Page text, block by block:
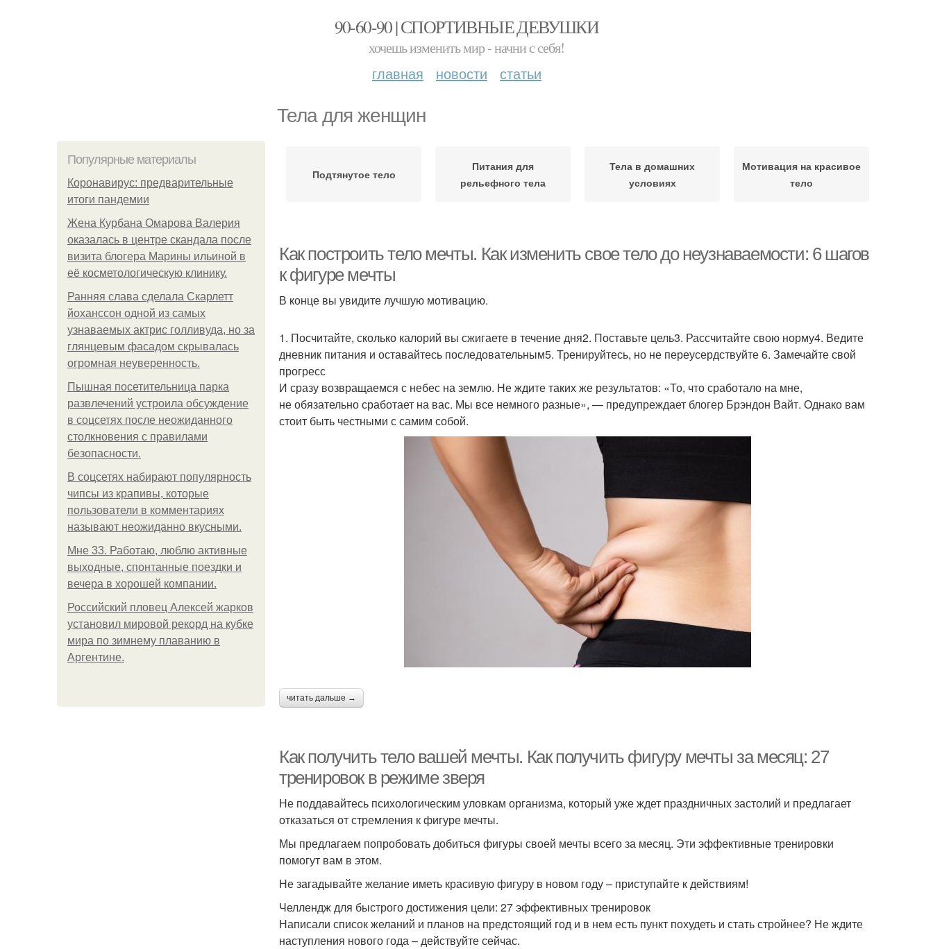
90-60-90 | СПОРТИВНЫЕ ДЕВУШКИ
хочешь изменить мир - начни с себя!
главная новости статьи
Тела для женщин
Популярные материалы
Коронавирус: предварительные
итоги пандемии
Жена Курбана Омарова Валерия
оказалась в центре скандала после
визита блогера Марины ильиной в
её косметологическую клинику.
Ранняя слава сделала Скарлетт
йоханссон одной из самых
узнаваемых актрис голливуда, но за
глянцевым фасадом скрывалась
огромная неуверенность.
Пышная посетительница парка
развлечений устроила обсуждение
в соцсетях после неожиданного
столкновения с правилами
безопасности.
В соцсетях набирают популярность
чипсы из крапивы, которые
пользователи в комментариях
называют неожиданно вкусными.
Мне 33. Работаю, люблю активные
выходные, спонтанные поездки и
вечера в хорошей компании.
Российский пловец Алексей жарков
установил мировой рекорд на кубке
мира по зимнему плаванию в
Аргентине.
Подтянутое тело
Питания для
рельефного тела
Тела в домашних
условиях
Мотивация на красивое
тело
Как построить тело мечты. Как изменить свое тело до неузнаваемости: 6 шагов
к фигуре мечты
В конце вы увидите лучшую мотивацию.
1. Посчитайте, сколько калорий вы сжигаете в течение дня2. Поставьте цель3. Рассчитайте свою норму4. Ведите
дневник питания и оставайтесь последовательным5. Тренируйтесь, но не переусердствуйте 6. Замечайте свой
прогресс
И сразу возвращаемся с небес на землю. Не ждите таких же результатов: «То, что сработало на мне,
не обязательно сработает на вас. Мы все немного разные», — предупреждает блогер Брэндон Вайт. Однако вам
стоит быть честными с самим собой.
читать дальше →
Как получить тело вашей мечты. Как получить фигуру мечты за месяц: 27
тренировок в режиме зверя
Не поддавайтесь психологическим уловкам организма, который уже ждет праздничных застолий и предлагает
отказаться от стремления к фигуре мечты.
Мы предлагаем попробовать добиться фигуры своей мечты всего за месяц. Эти эффективные тренировки
помогут вам в этом.
Не загадывайте желание иметь красивую фигуру в новом году – приступайте к действиям!
Челлендж для быстрого достижения цели: 27 эффективных тренировок
Написали список желаний и планов на предстоящий год и в нем есть пункт похудеть и стать стройнее? Не ждите
наступления нового года – действуйте сейчас.